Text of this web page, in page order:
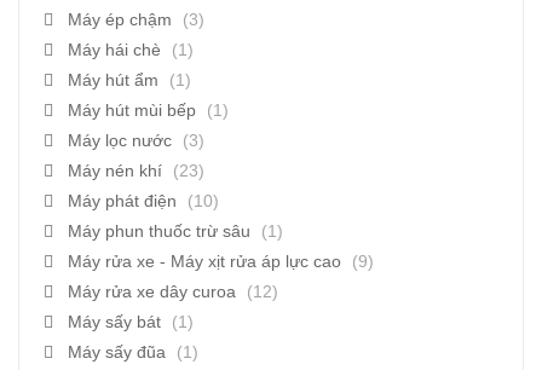
Máy ép chậm
(3)
Máy hái chè
(1)
Máy hút ẩm
(1)
Máy hút mùi bếp
(1)
Máy lọc nước
(3)
Máy nén khí
(23)
Máy phát điện
(10)
Máy phun thuốc trừ sâu
(1)
Máy rửa xe - Máy xịt rửa áp lực cao
(9)
Máy rửa xe dây curoa
(12)
Máy sấy bát
(1)
Máy sấy đũa
(1)